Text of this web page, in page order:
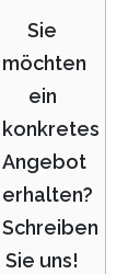
Sie
möchten
ein
konkretes
Angebot
erhalten?
Schreiben
Sie uns!